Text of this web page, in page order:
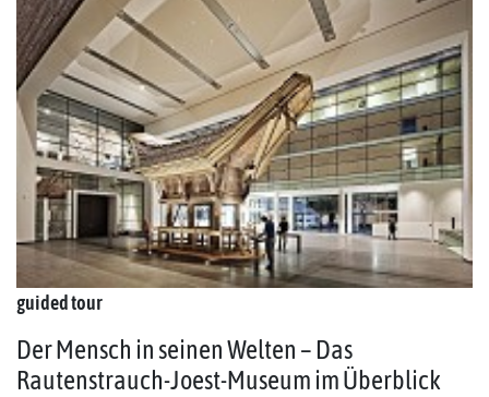
guided tour
Der Mensch in seinen Welten – Das
Rautenstrauch-Joest-Museum im Überblick